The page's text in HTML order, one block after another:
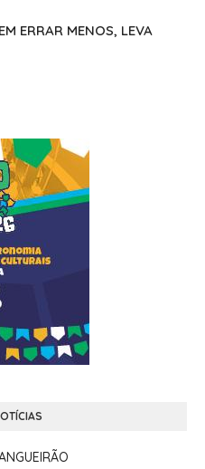
ERRAR MENOS, LEVA